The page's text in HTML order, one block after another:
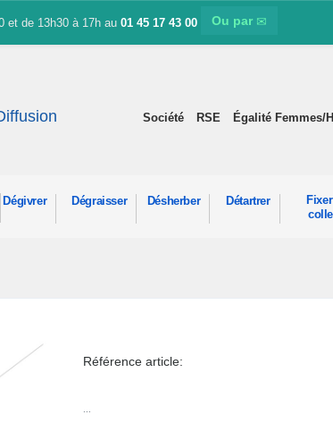
et de 13h30 à 17h au 01 45 17 43 00 Ou par
Société RSE Égalité Femmes/
Dégivrer Dégraisser Désherber Détartrer
Référence article: